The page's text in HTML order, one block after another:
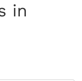
in